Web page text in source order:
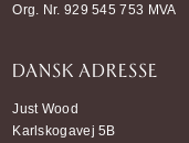
Org. Nr. 929 545 753 MVA
DANSK ADRESSE
Just Wood
Karlskogavej 5B